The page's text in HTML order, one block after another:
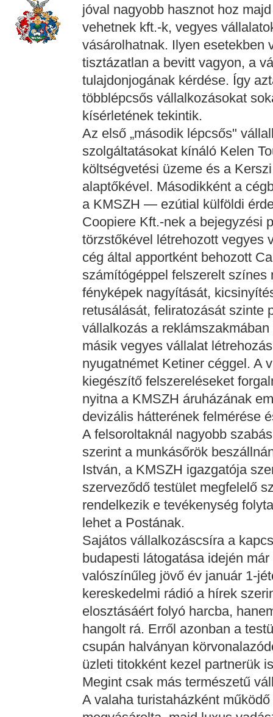
jóval nagyobb hasznot hoz
vehetnek kft.-k, vegyes
vásárolhatnak. Ilyen esetekben
tisztázatlan a bevitt vagyon, a
tulajdonjogának kérdése. Így
többlépcsős vállalkozásokat
kísérletének tekintik.
Az első „második lépcsős"
szolgáltatásokat kínáló Kelen
költségvetési üzeme és a
alaptőkével. Másodikként a
a KMSZH — ezútial külföldi
Coopiere Kft.-nek a bejegyzési
törzstőkével létrehozott vegyes
cég által apportként behozott
számítógéppel felszerelt
fényképek nagyítását,
retusálását, feliratozását szinte
vállalkozás a
másik vegyes vállalat
nyugatnémet Ketiner céggel. A
kiegészítő felszereléseket
nyitna a KMSZH áruházának
devizális hátterének felmérése
A felsoroltaknál nagyobb
szerint a munkásőrök
István, a KMSZH igazgatója
szerveződő testület megfelelő
rendelkezik e tevékenység
lehet a Postának.
Sajátos vállalkozáscsíra a
budapesti látogatása idején
valószínűleg jövő év január 1-
kereskedelmi rádió a hírek
elosztásáért folyó harcba,
hangolt rá. Erről azonban a
csupán halványan
üzleti titokként kezel partnerük
Megint csak más természetű
A valaha turistaházként